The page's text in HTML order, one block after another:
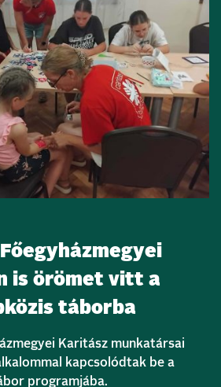
is örömet vitt a
táborba
Karitász munkatársai
kapcsolódtak be a
programjába.